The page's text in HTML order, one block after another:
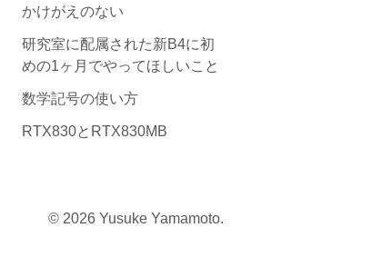
かけがえのない
研究室に配属された新B4に初
めの1ヶ月でやってほしいこと
数学記号の使い方
RTX830とRTX830MB
© 2026 Yusuke Yamamoto.